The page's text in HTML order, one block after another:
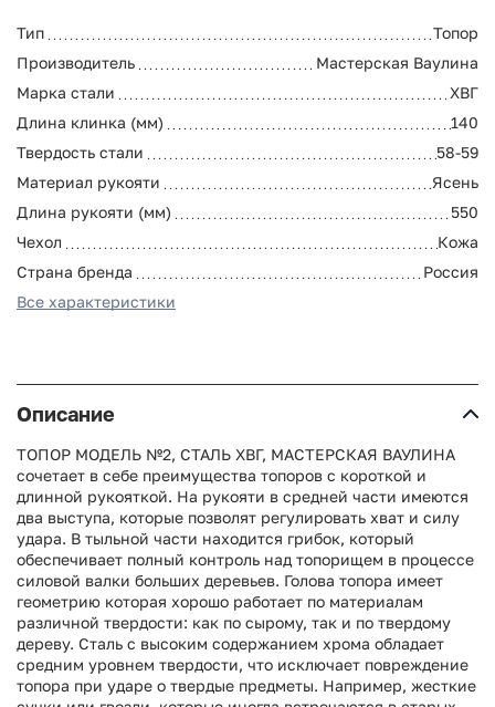
Тип
Топор
Производитель
Мастерская Ваулина
Марка стали
ХВГ
Длина клинка (мм)
140
Твердость стали
58-59
Материал рукояти
Ясень
Длина рукояти (мм)
550
Чехол
Кожа
Страна бренда
Россия
Все характеристики
Описание
ТОПОР МОДЕЛЬ №2, СТАЛЬ ХВГ, МАСТЕРСКАЯ ВАУЛИНА
сочетает в себе преимущества топоров с короткой и
длинной рукояткой. На рукояти в средней части имеются
два выступа, которые позволят регулировать хват и силу
удара. В тыльной части находится грибок, который
обеспечивает полный контроль над топорищем в процессе
силовой валки больших деревьев. Голова топора имеет
геометрию которая хорошо работает по материалам
различной твердости: как по сырому, так и по твердому
дереву. Сталь с высоким содержанием хрома обладает
средним уровнем твердости, что исключает повреждение
топора при ударе о твердые предметы. Например, жесткие